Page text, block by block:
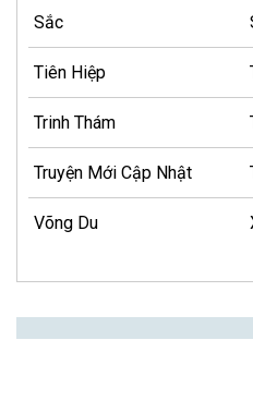
Sắc
Tiên Hiệp
Trinh Thám
Truyện Mới Cập Nhật
Võng Du